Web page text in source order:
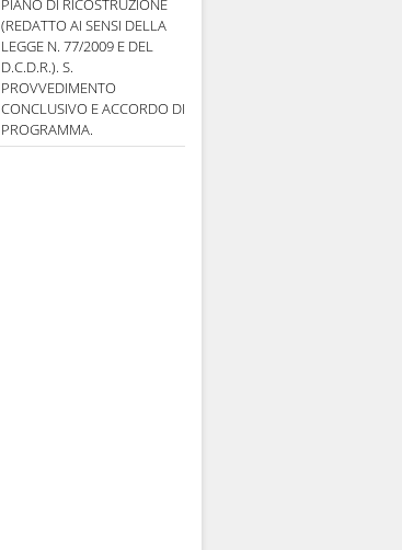
PIANO DI RICOSTRUZIONE
(REDATTO AI SENSI DELLA
LEGGE N. 77/2009 E DEL
D.C.D.R.). S.
PROVVEDIMENTO
CONCLUSIVO E ACCORDO DI
PROGRAMMA.